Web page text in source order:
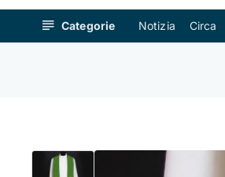
Categorie Notizia Circa